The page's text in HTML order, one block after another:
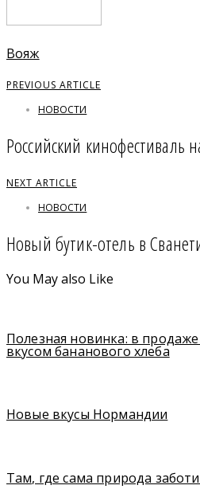
Вояж
PREVIOUS ARTICLE
НОВОСТИ
Российский кинофестиваль
NEXT ARTICLE
НОВОСТИ
Новый бутик-отель в
You May also Like
Полезная новинка: в
вкусом бананового хлеба
Новые вкусы Нормандии
Там, где сама природа